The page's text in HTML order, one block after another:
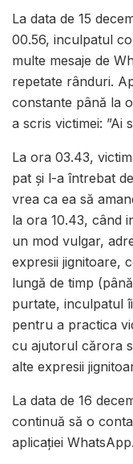
La data de 15
00.56, inculpatul
multe mesaje de
repetate rânduri.
constante până la
a scris victimei: ”Ai
La ora 03.43,
pat și l-a întrebat
vrea ca ea să
la ora 10.43, când
un mod vulgar,
expresii jignitoare,
lungă de timp
purtate, inculpatul
pentru a practica
cu ajutorul cărora
alte expresii
La data de 16
continuă să o
aplicației